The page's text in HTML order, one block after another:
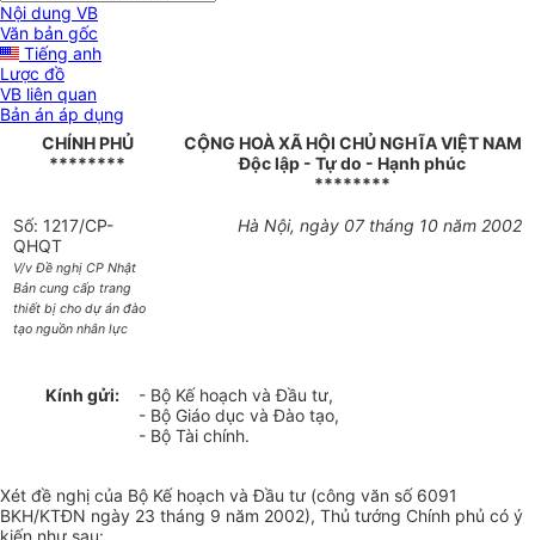
Nội dung VB
Văn bản gốc
Tiếng anh
Lược đồ
VB liên quan
Bản án áp dụng
CHÍNH PHỦ
********
CỘNG HOÀ XÃ HỘI CHỦ NGHĨA VIỆT NAM
Độc lập - Tự do - Hạnh phúc
********
Số: 1217/CP-
QHQT
V/v Đề nghị CP Nhật
Bản cung cấp trang
thiết bị cho dự án đào
tạo nguồn nhân lực
Hà Nội, ngày 07 tháng 10 năm 2002
Kính gửi:
- Bộ Kế hoạch và Đầu tư,
- Bộ Giáo dục và Đào tạo,
- Bộ Tài chính.
Xét đề nghị của Bộ Kế hoạch và Đầu tư (công văn số 6091
BKH/KTĐN ngày 23 tháng 9 năm 2002), Thủ tướng Chính phủ có ý
kiến như sau: